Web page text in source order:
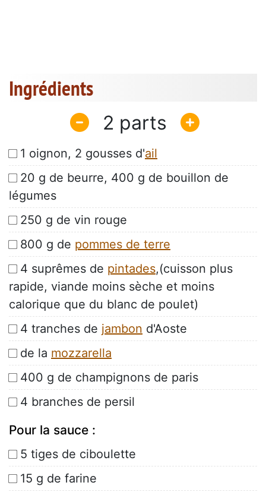
Ingrédients
2
1 oignon, 2 gousses d'ail
20 g de beurre, 400 g de bouillon de
légumes
250 g de vin rouge
800 g de pommes de terre
4 suprêmes de pintades,(cuisson plus
rapide, viande moins sèche et moins
calorique que du blanc de poulet)
4 tranches de jambon d'Aoste
de la mozzarella
400 g de champignons de paris
4 branches de persil
Pour la sauce :
5 tiges de ciboulette
15 g de farine